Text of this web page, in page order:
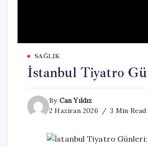
SAĞLIK
İstanbul Tiyatro
By Can Yıldız
2 Haziran 2026
3 Min Read